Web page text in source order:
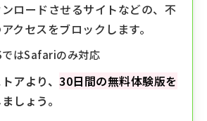
ロードさせるサイトなどの、不
クセスをブロックします。
はSafariのみ対応
アより、 30日間の無料体験版を
しょう。